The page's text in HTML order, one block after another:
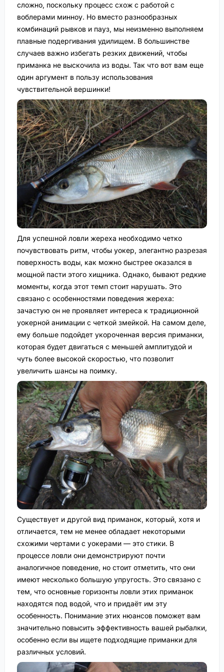
сложно, поскольку процесс схож с работой с
воблерами минноу. Но вместо разнообразных
комбинаций рывков и пауз, мы неизменно выполняем
плавные подергивания удилищем. В большинстве
случаев важно избегать резких движений, чтобы
приманка не выскочила из воды. Так что вот вам еще
один аргумент в пользу использования
чувствительной вершинки!
Для успешной ловли жереха необходимо четко
почувствовать ритм, чтобы уокер, элегантно разрезая
поверхность воды, как можно быстрее оказался в
мощной пасти этого хищника. Однако, бывают редкие
моменты, когда этот темп стоит нарушать. Это
связано с особенностями поведения жереха:
зачастую он не проявляет интереса к традиционной
уокерной анимации с четкой змейкой. На самом деле,
ему больше подойдет укороченная версия приманки,
которая будет двигаться с меньшей амплитудой и
чуть более высокой скоростью, что позволит
увеличить шансы на поимку.
Существует и другой вид приманок, который, хотя и
отличается, тем не менее обладает некоторыми
схожими чертами с уокерами — это стики. В
процессе ловли они демонстрируют почти
аналогичное поведение, но стоит отметить, что они
имеют несколько большую упругость. Это связано с
тем, что основные горизонты ловли этих приманок
находятся под водой, что и придаёт им эту
особенность. Понимание этих нюансов поможет вам
значительно повысить эффективность вашей рыбалки,
особенно если вы ищете подходящие приманки для
различных условий.